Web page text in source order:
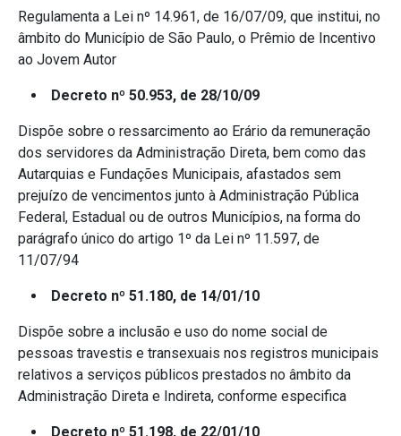
Regulamenta a Lei nº 14.961, de 16/07/09, que institui, no
âmbito do Município de São Paulo, o Prêmio de Incentivo
ao Jovem Autor
Decreto nº 50.953, de 28/10/09
Dispõe sobre o ressarcimento ao Erário da remuneração
dos servidores da Administração Direta, bem como das
Autarquias e Fundações Municipais, afastados sem
prejuízo de vencimentos junto à Administração Pública
Federal, Estadual ou de outros Municípios, na forma do
parágrafo único do artigo 1º da Lei nº 11.597, de
11/07/94
Decreto nº 51.180, de 14/01/10
Dispõe sobre a inclusão e uso do nome social de
pessoas travestis e transexuais nos registros municipais
relativos a serviços públicos prestados no âmbito da
Administração Direta e Indireta, conforme especifica
Decreto nº 51.198, de 22/01/10